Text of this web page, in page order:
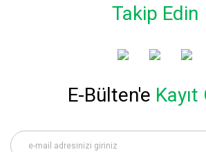
Takip Edin
E-Bülten'e Kayıt